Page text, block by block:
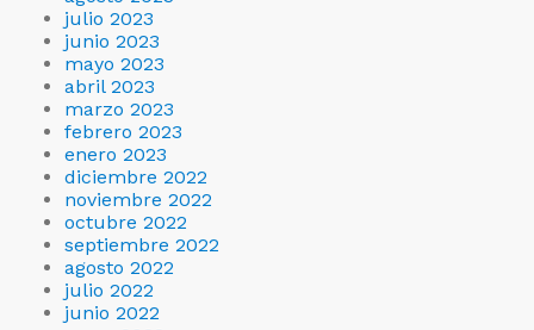
julio 2023
junio 2023
mayo 2023
abril 2023
marzo 2023
febrero 2023
enero 2023
diciembre 2022
noviembre 2022
octubre 2022
septiembre 2022
agosto 2022
julio 2022
junio 2022